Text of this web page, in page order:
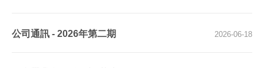
公司通訊 - 2026年第二期 2026-06-18